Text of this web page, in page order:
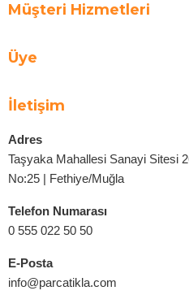
Müşteri Hizmetleri
Üye
İletişim
Adres
Taşyaka Mahallesi Sanayi Sitesi
No:25 | Fethiye/Muğla
Telefon Numarası
0 555 022 50 50
E-Posta
info@parcatikla.com